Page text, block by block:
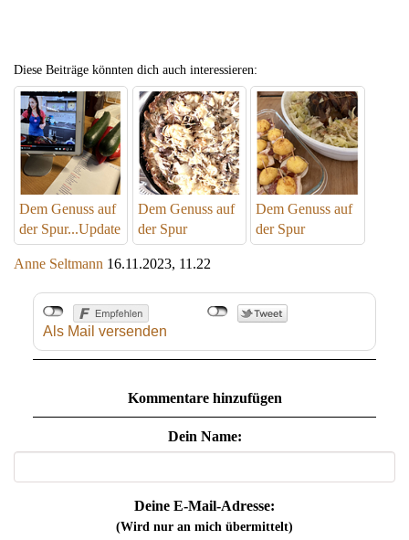
Diese Beiträge könnten dich auch interessieren:
Dem Genuss auf
der Spur...Update
Dem Genuss auf
der Spur
Dem Genuss auf
der Spur
Anne Seltmann 16.11.2023, 11.22
Als Mail versenden
Kommentare hinzufügen
Dein Name:
Deine E-Mail-Adresse:
(Wird nur an mich übermittelt)